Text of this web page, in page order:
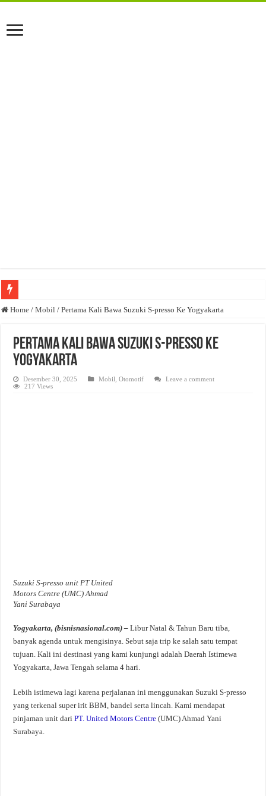
Anda butuh promosi usaha? Kontak ke Email redaksi@bisnisnasional.com
Dibutuhkan Marketing. Lamaran di-email ke redaksi@bisnisnasional.com
Home / Mobil / Pertama Kali Bawa Suzuki S-presso Ke Yogyakarta
Pertama Kali Bawa Suzuki S-presso Ke
Yogyakarta
Desember 30, 2025 Mobil ,Otomotif
Leave a comment
217 Views
Suzuki S-presso unit PT United
Motors Centre (UMC) Ahmad
Yani Surabaya
Yogyakarta, (bisnisnasional.com) – Libur Natal & Tahun Baru tiba,
banyak agenda untuk mengisinya. Sebut saja trip ke salah satu tempat
tujuan. Kali ini destinasi yang kami kunjungi adalah Daerah Istimewa
Yogyakarta, Jawa Tengah selama 4 hari.
Lebih istimewa lagi karena perjalanan ini menggunakan Suzuki S-presso
yang terkenal super irit BBM, bandel serta lincah. Kami mendapat
pinjaman unit dariPT. United Motors Centre(UMC) Ahmad Yani
Surabaya.